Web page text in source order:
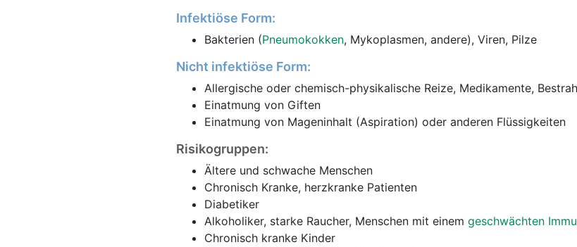
Infektiöse Form:
Bakterien (Pneumokokken, Mykoplasmen, andere), Viren, Pilze
Nicht infektiöse Form:
Allergische oder chemisch-physikalische Reize, Medikamente,
Einatmung von Giften
Einatmung von Mageninhalt (Aspiration) oder anderen Flüssigkeiten
Risikogruppen:
Ältere und schwache Menschen
Chronisch Kranke, herzkranke Patienten
Diabetiker
Alkoholiker, starke Raucher, Menschen mit einem geschwächten
Chronisch kranke Kinder